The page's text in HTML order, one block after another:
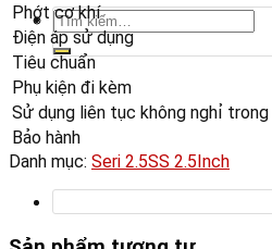
Tìm
kiếm:
Phớt cơ khí
Điện áp sử dụng
Tiêu chuẩn
Phụ kiện đi kèm
Sử dụng liên tục không nghỉ trong
Bảo hành
Danh mục: Seri 2.5SS 2.5Inch